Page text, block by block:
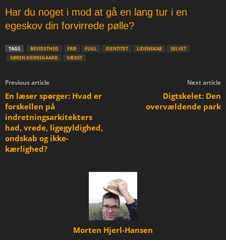
Har du noget i mod at gå en lang tur i en
egeskov din forvirrede pølle?
TAGS BEVIDSTHED FRØ FUGL IDENTITET LIDENSKAB
SELVET
SØREN KIERKEGAARD
VÆKST
Previous article
En læser spørger: Hvad er
forskellen på
indretningsarkitekters
had, vrede, ligegyldighed,
ondskab og ikke-
kærlighed?
Next article
Digtskelet: Den
overvældende park
Morten Hjerl-Hansen